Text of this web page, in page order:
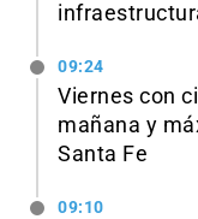
09:24
Viernes con
mañana y
Santa Fe
09:10